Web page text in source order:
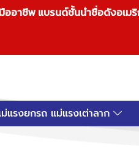
อาชีพ แบรนด์ชั้นนำชื่อดังอเ
แรงยกรถ แม่แรงเต่าลาก